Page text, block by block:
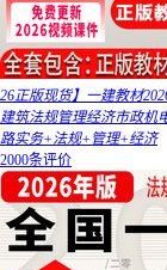
26正版现货】一建教材
建筑法规管理经济市政
路实务+法规+管理+经济
2000条评价